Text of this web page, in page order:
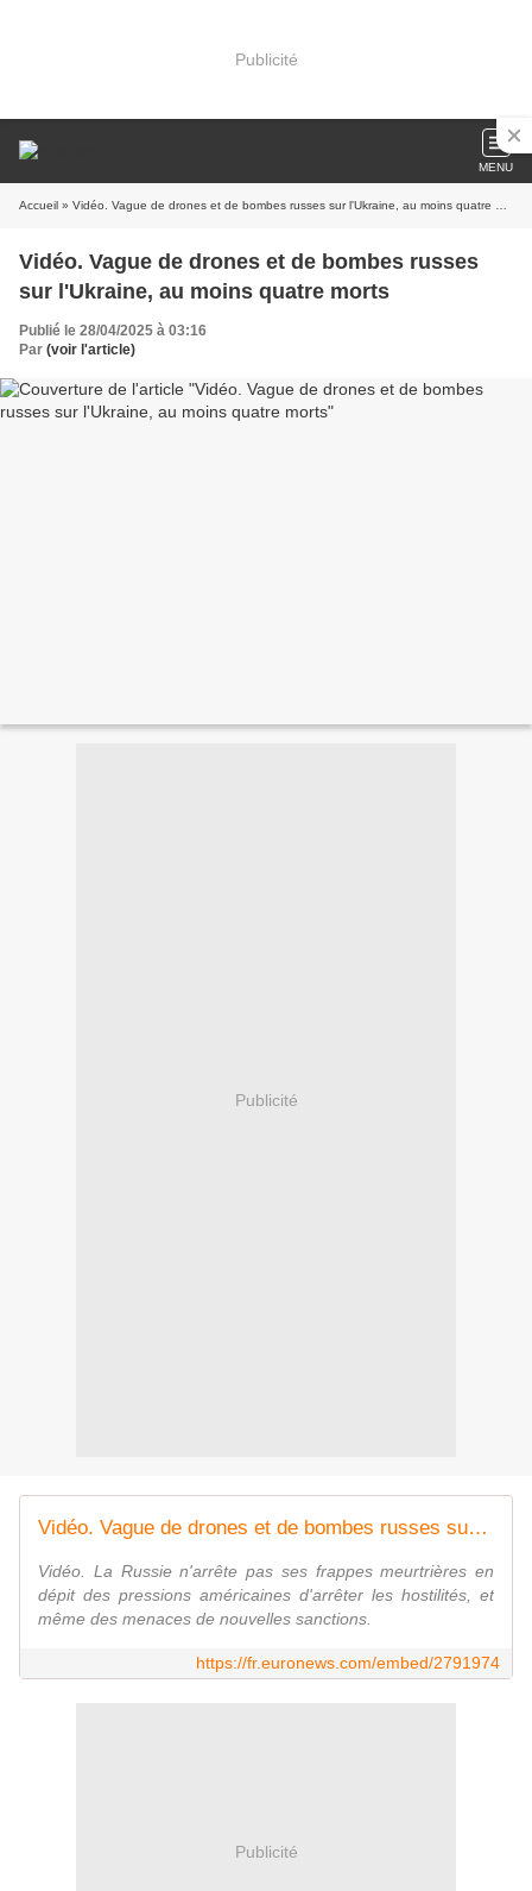
Publicité
MENU
Accueil » Vidéo. Vague de drones et de bombes russes sur l'Ukraine, au moins quatre morts
Vidéo. Vague de drones et de bombes russes
sur l'Ukraine, au moins quatre morts
Publié le 28/04/2025 à 03:16
Par (voir l'article)
Publicité
Vidéo. Vague de drones et de bombes russes sur l'Ukraine, au moins quatre morts
Vidéo. La Russie n'arrête pas ses frappes meurtrières en
dépit des pressions américaines d'arrêter les hostilités, et
même des menaces de nouvelles sanctions.
https://fr.euronews.com/embed/2791974
Publicité